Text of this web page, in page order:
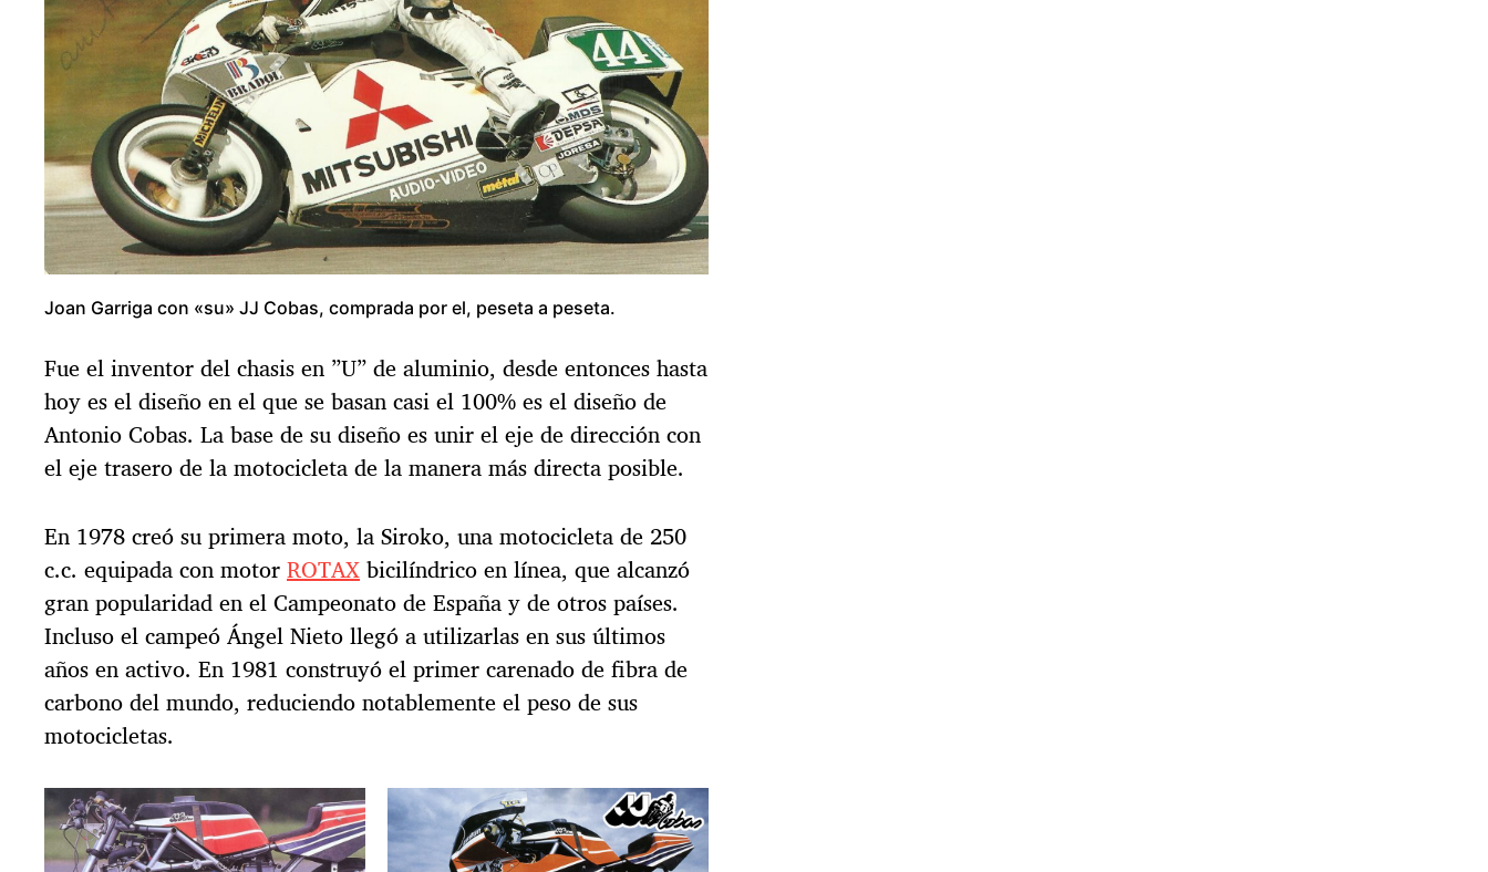
Joan Garriga con «su» JJ Cobas, comprada por el, peseta a peseta.
Fue el inventor del chasis en ”U” de aluminio, desde entonces hasta
hoy es el diseño en el que se basan casi el 100% es el diseño de
Antonio Cobas. La base de su diseño es unir el eje de dirección con
el eje trasero de la motocicleta de la manera más directa posible.
En 1978 creó su primera moto, la Siroko, una motocicleta de 250
c.c. equipada con motorROTAXbicilíndrico en línea, que alcanzó
gran popularidad en el Campeonato de España y de otros países.​
Incluso el campeó Ángel Nieto llegó a utilizarlas en sus últimos
años en activo. En 1981 construyó el primer carenado de fibra de
carbono del mundo, reduciendo notablemente el peso de sus
motocicletas.